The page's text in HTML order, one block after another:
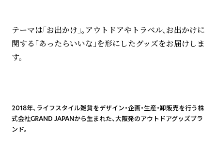
テーマは「お出かけ」。アウトドアやトラベル、お出かけに
関する「あったらいいな」を形にしたグッズをお届けしま
す。
2018年、ライフスタイル雑貨をデザイン・企画・生産・卸販売を行う株
式会社GRAND JAPANから生まれた、大阪発のアウトドアグッズブラ
ンド。